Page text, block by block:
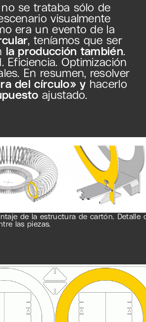
se trataba sólo de
visualmente
era un evento de la
, teníamos que ser
la producción también.
Eficiencia. Optimización
En resumen, resolver
del círculo» y hacerlo
ajustado.
de la estructura de cartón. Detalle
las piezas.